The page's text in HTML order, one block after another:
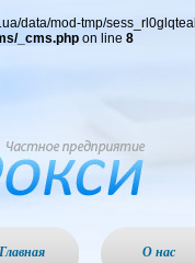
data/mod-tmp/
_cms.php on line 8
Главная О нас